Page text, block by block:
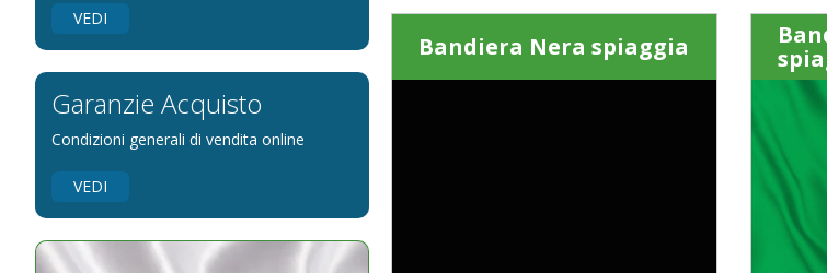
Bandiere per feste
pennoni per bandiere
VEDI
Garanzie Acquisto
Condizioni generali di vendita online
VEDI
Bandiera Nera spiaggia